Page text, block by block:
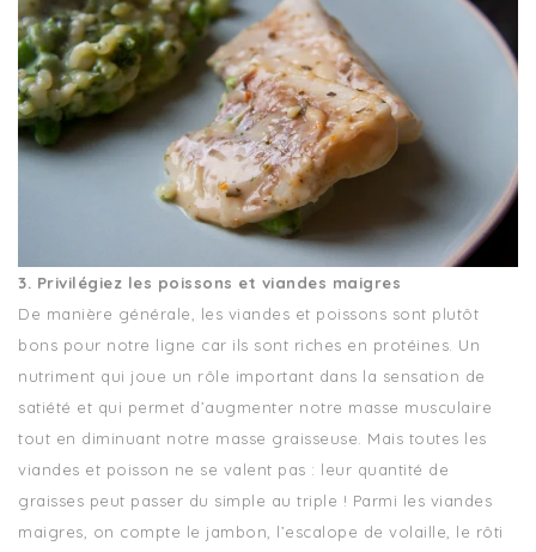
3. Privilégiez les poissons et viandes maigres
De manière générale, les viandes et poissons sont plutôt
bons pour notre ligne car ils sont riches en protéines. Un
nutriment qui joue un rôle important dans la sensation de
satiété et qui permet d’augmenter notre masse musculaire
tout en diminuant notre masse graisseuse. Mais toutes les
viandes et poisson ne se valent pas : leur quantité de
graisses peut passer du simple au triple ! Parmi les viandes
maigres, on compte le jambon, l’escalope de volaille, le rôti